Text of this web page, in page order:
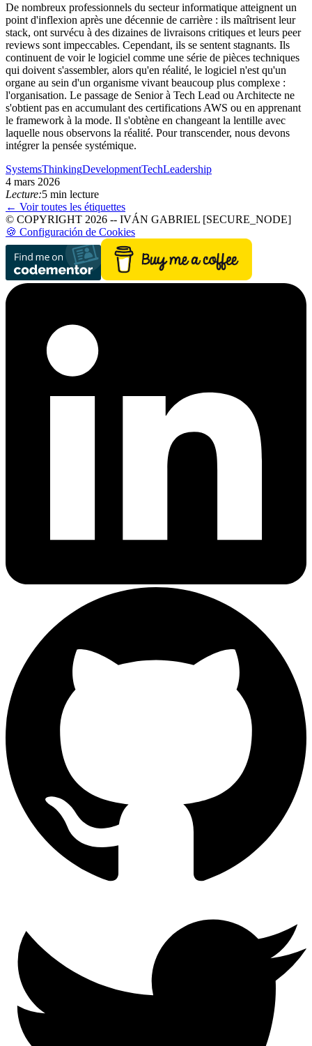
De nombreux professionnels du secteur informatique atteignent un
point d'inflexion après une décennie de carrière : ils maîtrisent leur
stack, ont survécu à des dizaines de livraisons critiques et leurs peer
reviews sont impeccables. Cependant, ils se sentent stagnants. Ils
continuent de voir le logiciel comme une série de pièces techniques
qui doivent s'assembler, alors qu'en réalité, le logiciel n'est qu'un
organe au sein d'un organisme vivant beaucoup plus complexe :
l'organisation. Le passage de Senior à Tech Lead ou Architecte ne
s'obtient pas en accumulant des certifications AWS ou en apprenant
le framework à la mode. Il s'obtène en changeant la lentille avec
laquelle nous observons la réalité. Pour transcender, nous devons
intégrer la pensée systémique.
SystemsThinkingDevelopmentTechLeadership
4 mars 2026
Lecture:5 min lecture
← Voir toutes les étiquettes
© COPYRIGHT 2026 -- IVÁN GABRIEL [SECURE_NODE]
🍪 Configuración de Cookies